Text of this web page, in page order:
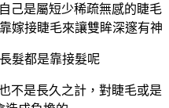
己是屬短少稀疏無感的睫毛
嫁接睫毛來讓雙眸深邃有神
髮都是靠接髮呢
不是長久之計，對睫毛或是